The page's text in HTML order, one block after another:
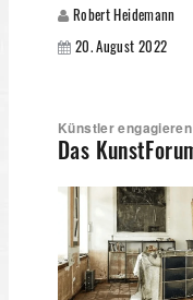
Robert Heidemann
20. August 2022
Künstler
Das